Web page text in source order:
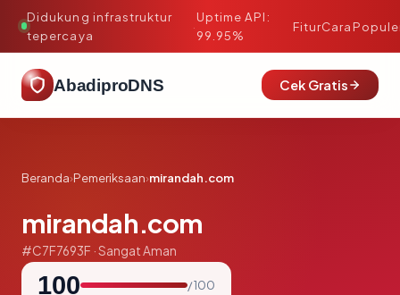
Didukung infrastruktur
tepercaya
·
Uptime API:
99.95%
FiturCara
AbadiproDNS Cek Gratis
Beranda›Pemeriksaan›mirandah.com
mirandah.com
#C7F7693F · Sangat Aman
100 / 100